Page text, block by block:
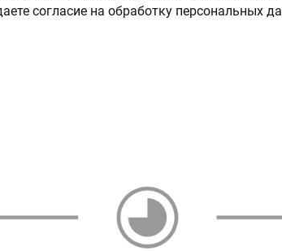
согласие на обработку персональных